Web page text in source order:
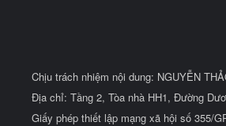
Chịu trách nhiệm nội dung: NGUYỄN
Địa chỉ: Tầng 2, Tòa nhà HH1, Đường
Giấy phép thiết lập mạng xã hội số 355/